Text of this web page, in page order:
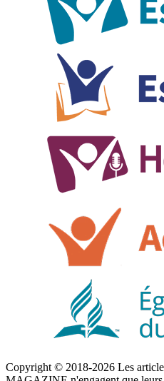
Copyright © 2018-2026 Les